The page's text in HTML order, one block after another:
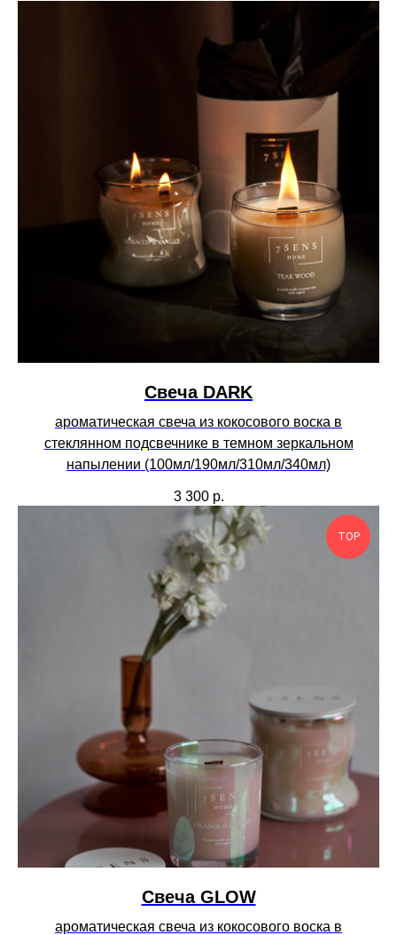
Свеча DARK
ароматическая свеча из кокосового воска в
стеклянном подсвечнике в темном зеркальном
напылении (100мл/190мл/310мл/340мл)
3 300 р.
TOP
Свеча GLOW
ароматическая свеча из кокосового воска в